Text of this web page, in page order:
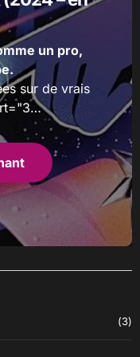
un pro,
sur de vrais
(3)